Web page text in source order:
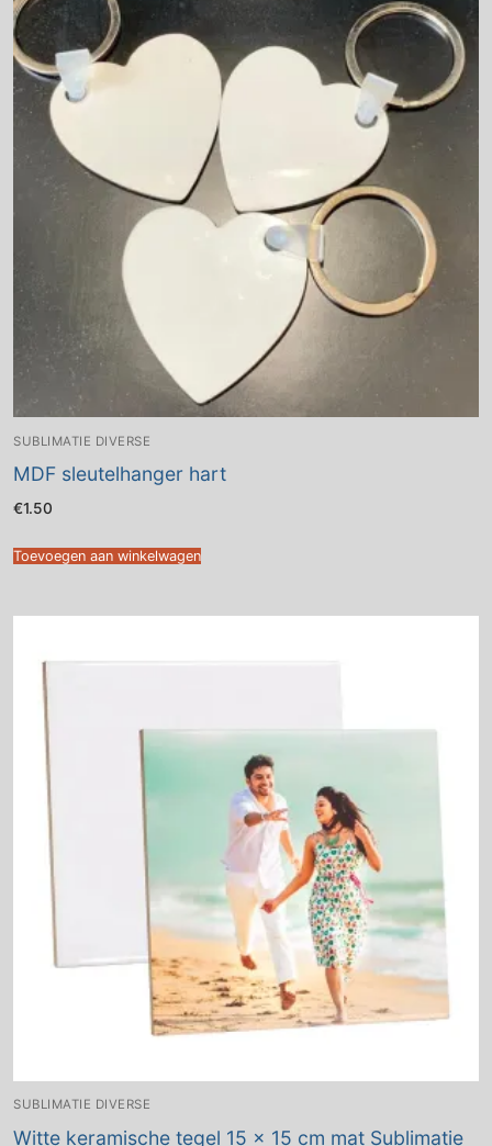
SUBLIMATIE DIVERSE
MDF sleutelhanger hart
€1.50
Toevoegen aan winkelwagen
SUBLIMATIE DIVERSE
Witte keramische tegel 15 x 15 cm mat Sublimatie